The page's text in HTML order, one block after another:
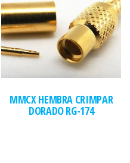
MMCX HEMBRA CRIMPAR
DORADO RG-174